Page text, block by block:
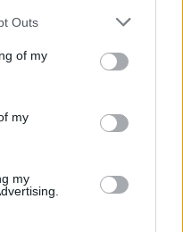
Outs
of my
my
my
a fa, de a
ültetnek eleget
esnek áldozatául. Két
is semlegesítheti
területei, amik elsőre
megnézve